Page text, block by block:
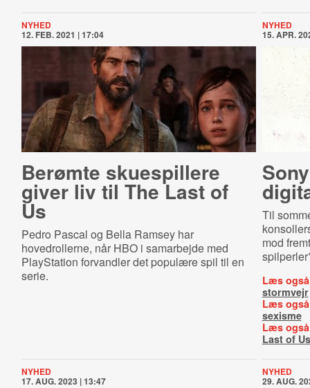
NYHED
12. FEB. 2021 | 17:04
Berømte skuespillere
giver liv til The Last of
Us
Pedro Pascal og Bella Ramsey har
hovedrollerne, når HBO i samarbejde med
PlayStation forvandler det populære spil til en
serie.
NYHED
15. APR.
Til
mod
Læs
stormvejr
Læs
sexisme
Læs
Last of Us
NYHED
17. AUG. 2023 | 13:47
NYHED
29. AUG.